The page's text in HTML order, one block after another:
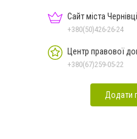
Сайт міста
+380(50)426-26-24
Центр правової
+380(67)259-05-22
Додати